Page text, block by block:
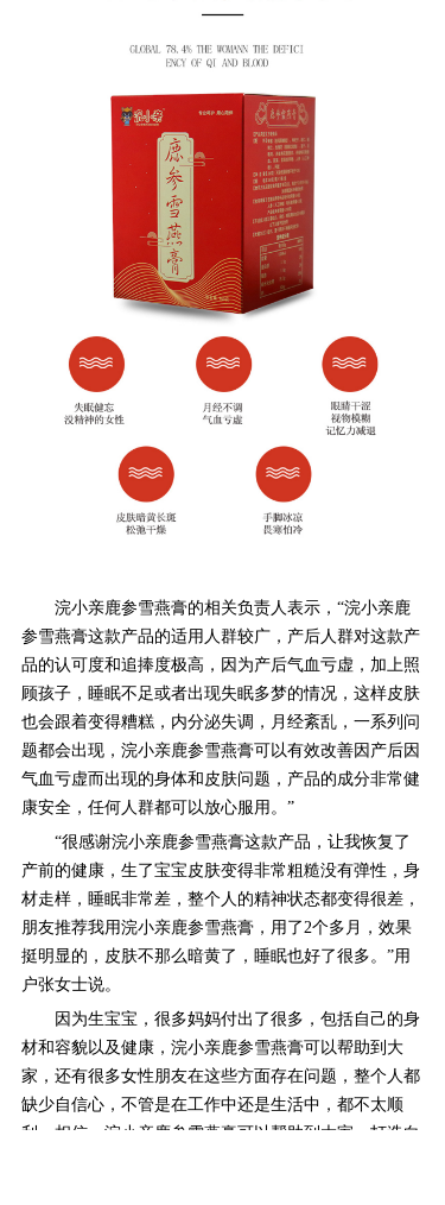
浣小亲鹿参雪燕膏的相关负责人表示， “浣小亲鹿
参雪燕膏这款产品的适用人群较广，产后人群对这款产
品的认可度和追捧度极高，因为产后气血亏虚，加上照
顾孩子，睡眠不足或者出现失眠多梦的情况，这样皮肤
也会跟着变得糟糕，内分泌失调，月经紊乱，一系列问
题都会出现，浣小亲鹿参雪燕膏可以有效改善因产后因
气血亏虚而出现的身体和皮肤问题，产品的成分非常健
康安全，任何人群都可以放心服用。 ”
“很感谢浣小亲鹿参雪燕膏这款产品，让我恢复了
产前的健康，生了宝宝皮肤变得非常粗糙没有弹性，身
材走样，睡眠非常差，整个人的精神状态都变得很差，
朋友推荐我用浣小亲鹿参雪燕膏，用了2个多月，效果
挺明显的，皮肤不那么暗黄了，睡眠也好了很多。”用
户张女士说。
因为生宝宝，很多妈妈付出了很多，包括自己的身
材和容貌以及健康，浣小亲鹿参雪燕膏可以帮助到大
家，还有很多女性朋友在这些方面存在问题，整个人都
缺少自信心，不管是在工作中还是生活中，都不太顺
利，相信，浣小亲鹿参雪燕膏可以帮助到大家，打造白